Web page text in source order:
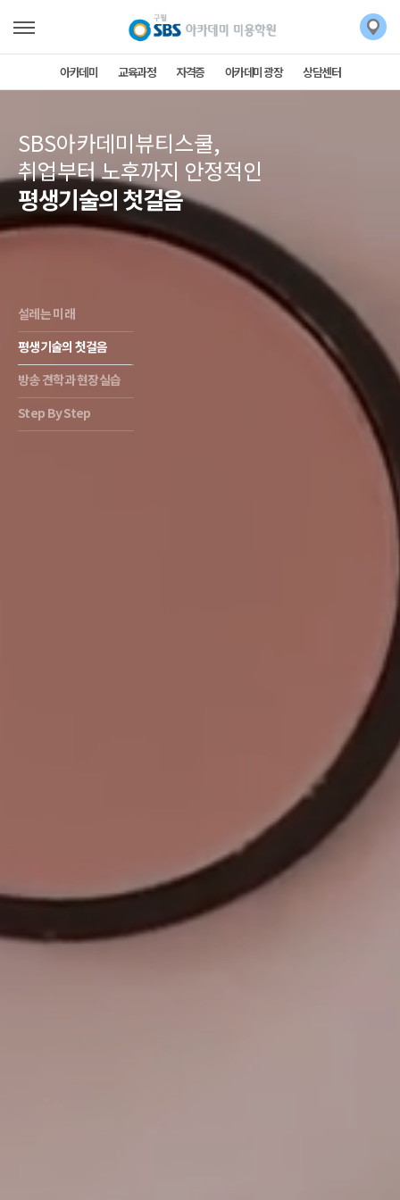
아카데미 교육과정 자격증 아카데미 광장 상담센터
SBS아카데미뷰티스쿨,
취업부터 노후까지 안정적인
평생기술의 첫걸음
설레는 미래
평생기술의 첫걸음
방송 견학과 현장실습
Step By Step